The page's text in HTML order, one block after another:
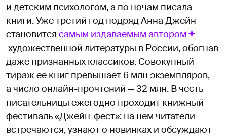
и детским психологом, а по ночам писала
книги. Уже третий год подряд Анна Джейн
становится самым издаваемым автором
художественной литературы в России, обогнав
даже признанных классиков. Совокупный
тираж ее книг превышает 6 млн экземпляров,
а число онлайн-прочтений — 32 млн. В честь
писательницы ежегодно проходит книжный
фестиваль «Джейн-фест»: на нем читатели
встречаются, узнают о новинках и обсуждают